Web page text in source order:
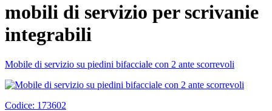
mobili di servizio per scrivanie
integrabili
Mobile di servizio su piedini bifacciale con 2 ante scorrevoli
Codice: 173602